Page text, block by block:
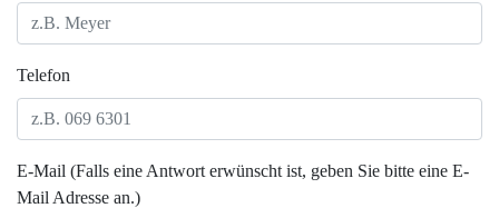
Telefon
E-Mail (Falls eine Antwort erwünscht ist, geben Sie bitte eine E-
Mail Adresse an.)